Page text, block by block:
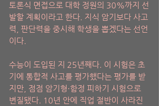
토론식 면접으로 대학 정원의 30%까지 선
발할 계획이라고 한다. 지식 암기보다 사고
력, 판단력을 중시해 학생을 뽑겠다는 선언
이다.
수능이 도입된 지 25년째다. 이 시험은 초
기에 통합적 사고를 평가했다는 평가를 받
지만, 점점 암기형·함정 피하기 시험으로
변질됐다. 10년 안에 직업 절반이 사라진